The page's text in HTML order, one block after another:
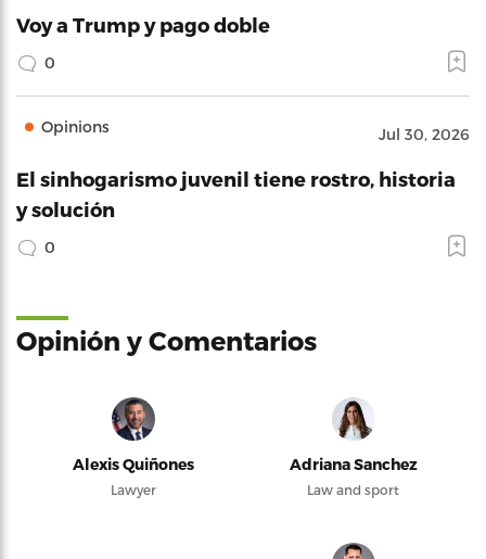
Voy a Trump y pago doble
0
Opinions Jul 30, 2026
El sinhogarismo juvenil tiene rostro, historia
y solución
0
Opinión y Comentarios
Alexis Quiñones
Lawyer
Adriana Sanchez
Law and sport